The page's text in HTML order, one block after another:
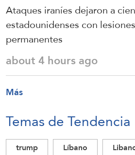
Ataques iraníes dejaron a
estadounidenses con
permanentes
about 4 hours ago
Más
Temas de Tendencia
trump Líbano